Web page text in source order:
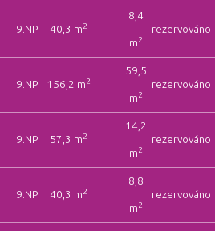
9.NP 40,3 m2
8,4
m2
rezervováno
9.NP 156,2 m2
59,5
m2
rezervováno
9.NP 57,3 m2
14,2
m2
rezervováno
9.NP 40,3 m2
8,8
m2
rezervováno